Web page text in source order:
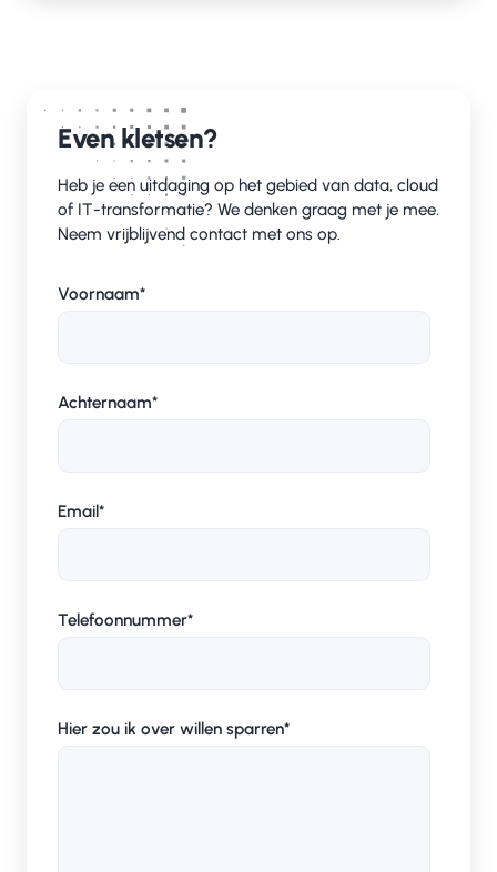
Even kletsen?
Heb je een uitdaging op het gebied van data, cloud
of IT-transformatie? We denken graag met je mee.
Neem vrijblijvend contact met ons op.
Voornaam*
Achternaam*
Email*
Telefoonnummer*
Hier zou ik over willen sparren*